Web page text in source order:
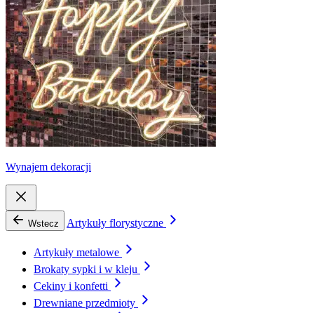
Wynajem dekoracji
Wstecz Artykuły florystyczne
Artykuły metalowe
Brokaty sypki i w kleju
Cekiny i konfetti
Drewniane przedmioty